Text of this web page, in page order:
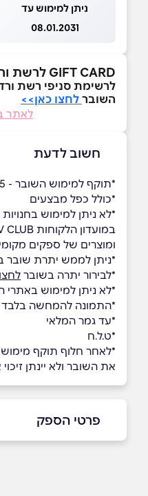
ניתן למימוש עד
08.01.2031
GIFT CARD לרשת ורדינון בשווי ₪100
לרשימת סניפי רשת
השובר לחצו כאן>>
לאתר
חשוב לדעת
*תוקף למימוש השובר - 5 שנים
*כולל כפל מבצעים
*לא ניתן למימוש בחנויות
ומוצרים של ספקים
*ניתן לממש יתרת שובר
*לבירור יתרה בשובר
*לא ניתן למימוש באתרי
*התמונה להמחשה בלבד
*עד גמר המלאי
*ט.ל.ח
*לאחר חלוף תוקף
את השובר ולא יינתן
פרטי הספק